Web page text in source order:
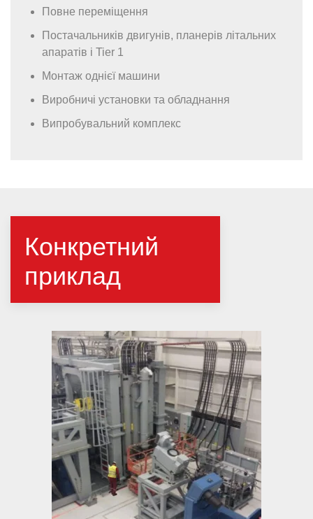
Повне переміщення
Постачальників двигунів, планерів літальних
апаратів і Tier 1
Монтаж однієї машини
Виробничі установки та обладнання
Випробувальний комплекс
Конкретний
приклад